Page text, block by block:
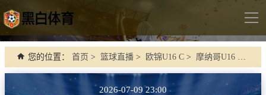
导
首页
您的位置： 首页 > 篮球直播 > 欧锦U16 C > 摩纳哥U16 VS 亚美尼亚U16
2026-07-09 23:00